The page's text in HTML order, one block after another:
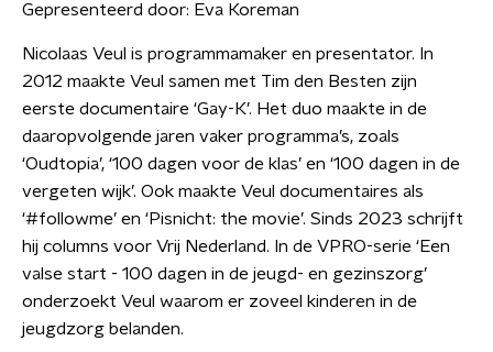
Gepresenteerd door: Eva Koreman
Nicolaas Veul is programmamaker en presentator. In
2012 maakte Veul samen met Tim den Besten zijn
eerste documentaire ‘Gay-K’. Het duo maakte in de
daaropvolgende jaren vaker programma’s, zoals
‘Oudtopia’, ‘100 dagen voor de klas’ en ‘100 dagen in de
vergeten wijk’. Ook maakte Veul documentaires als
‘#followme’ en ‘Pisnicht: the movie’. Sinds 2023 schrijft
hij columns voor Vrij Nederland. In de VPRO-serie ‘Een
valse start - 100 dagen in de jeugd- en gezinszorg’
onderzoekt Veul waarom er zoveel kinderen in de
jeugdzorg belanden.